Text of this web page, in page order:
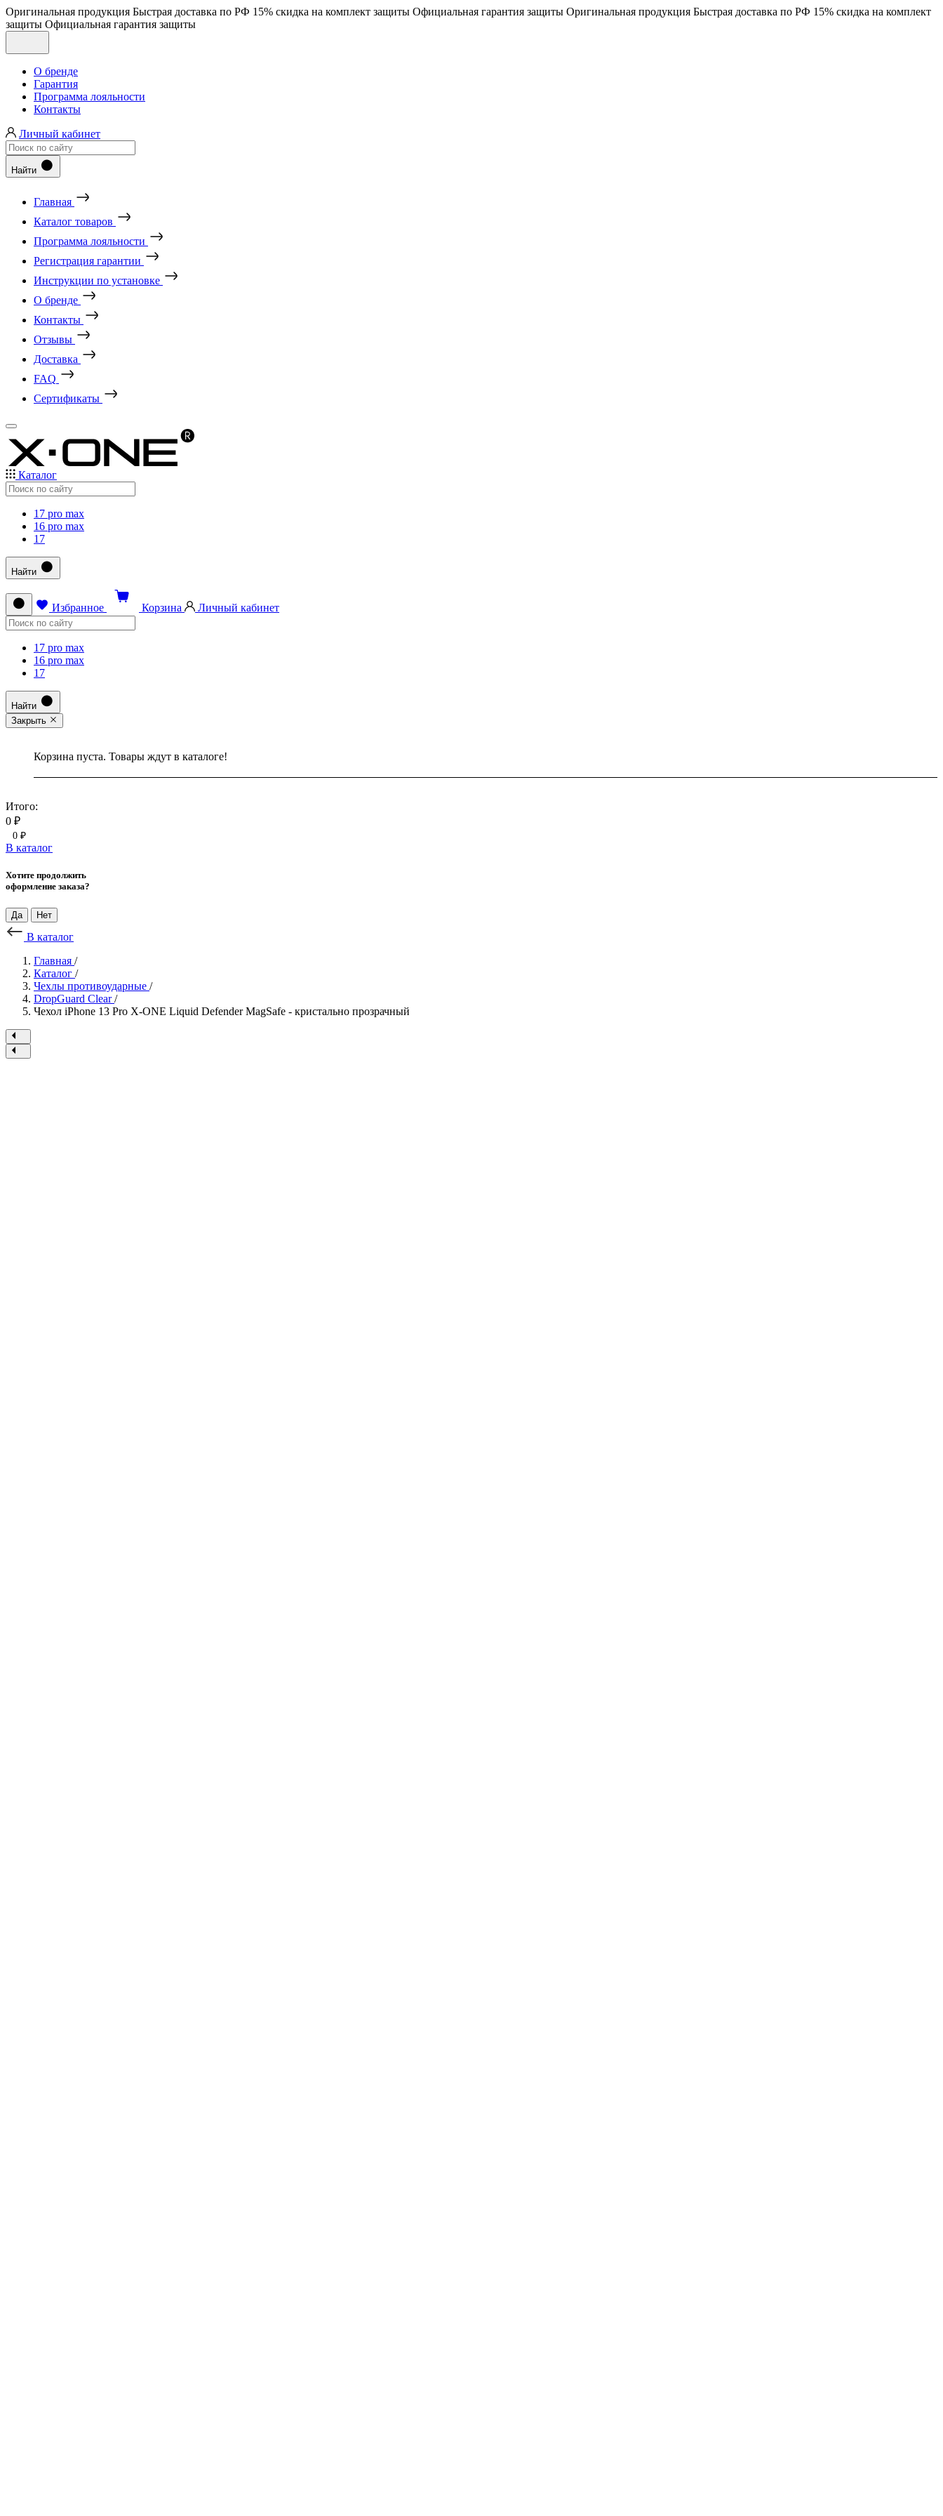
Оригинальная продукция Быстрая доставка по РФ 15% скидка на комплект защиты Официальная гарантия защиты Оригинальная продукция Быстрая доставка по РФ 15% скидка на комплект
защиты Официальная гарантия защиты
О бренде
Гарантия
Программа лояльности
Контакты
Личный кабинет
Найти
Главная
Каталог товаров
Программа лояльности
Регистрация гарантии
Инструкции по установке
О бренде
Контакты
Отзывы
Доставка
FAQ
Сертификаты
Каталог
17 pro max
16 pro max
17
Найти
Избранное Корзина Личный кабинет
17 pro max
16 pro max
17
Найти
Закрыть
Корзина пуста. Товары ждут в каталоге!
Итого:
0 ₽
0 ₽
В каталог
Хотите продолжить
оформление заказа?
Да Нет
В каталог
Главная /
Каталог /
Чехлы противоударные /
DropGuard Clear/
Чехол iPhone 13 Pro X-ONE Liquid Defender MagSafe - кристально прозрачный